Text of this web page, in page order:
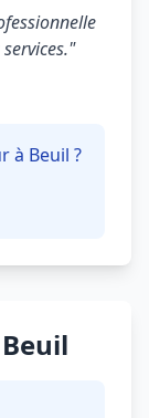
à Beuil ?